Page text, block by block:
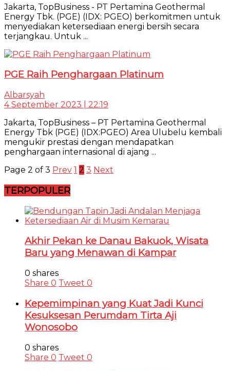
Jakarta, TopBusiness - PT Pertamina Geothermal
Energy Tbk. (PGE) (IDX: PGEO) berkomitmen untuk
menyediakan ketersediaan energi bersih secara
terjangkau. Untuk ...
PGE Raih Penghargaan Platinum
Albarsyah
4 September 2023 | 22:19
Jakarta, TopBusiness – PT Pertamina Geothermal
Energy Tbk (PGE) (IDX:PGEO) Area Ulubelu kembali
mengukir prestasi dengan mendapatkan
penghargaan internasional di ajang ...
Page 2 of 3 Prev 1 2 3 Next
TERPOPULER
Akhir Pekan ke Danau Bakuok, Wisata
Baru yang Menawan di Kampar
0 shares
Share 0 Tweet 0
Kepemimpinan yang Kuat Jadi Kunci
Kesuksesan Perumdam Tirta Aji
Wonosobo
0 shares
Share 0 Tweet 0